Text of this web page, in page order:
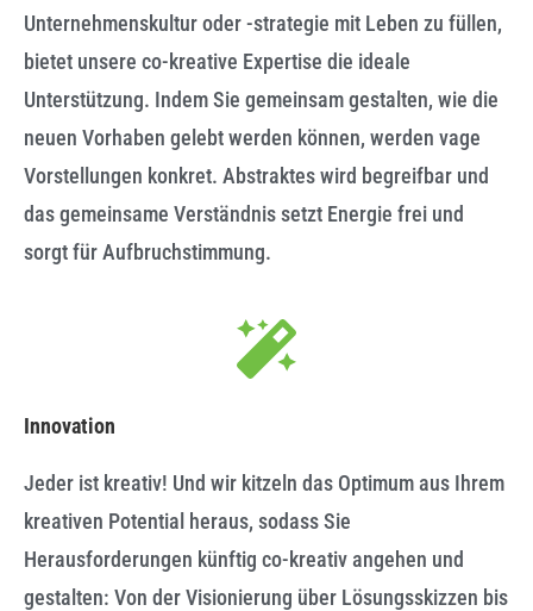
Unternehmenskultur oder -strategie mit Leben zu füllen,
bietet unsere co-kreative Expertise die ideale
Unterstützung. Indem Sie gemeinsam gestalten, wie die
neuen Vorhaben gelebt werden können, werden vage
Vorstellungen konkret. Abstraktes wird begreifbar und
das gemeinsame Verständnis setzt Energie frei und
sorgt für Aufbruchstimmung.
Innovation
Jeder ist kreativ! Und wir kitzeln das Optimum aus Ihrem
kreativen Potential heraus, sodass Sie
Herausforderungen künftig co-kreativ angehen und
gestalten: Von der Visionierung über Lösungsskizzen bis